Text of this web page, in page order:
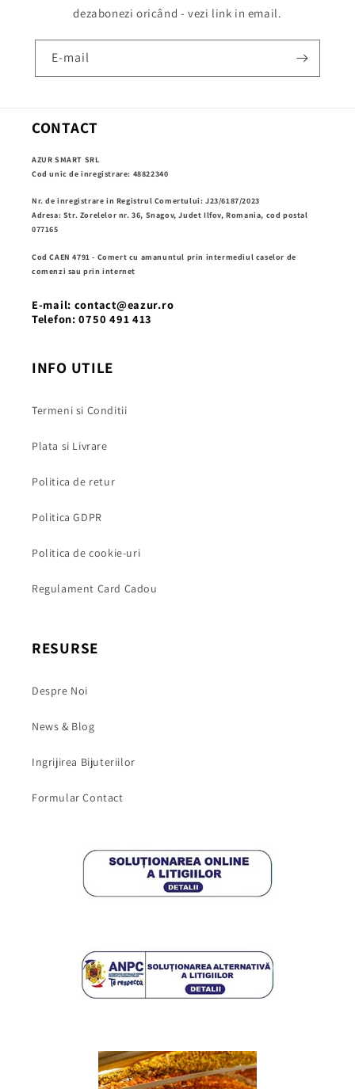
dezabonezi oricând - vezi link in email.
E-mail
CONTACT
AZUR SMART SRL
Cod unic de inregistrare: 48822340
Nr. de inregistrare in Registrul Comertului: J23/6187/2023
Adresa: Str. Zorelelor nr. 36, Snagov, Judet Ilfov, Romania, cod postal
077165
Cod CAEN 4791 - Comert cu amanuntul prin intermediul caselor de
comenzi sau prin internet
E-mail: contact@eazur.ro
Telefon: 0750 491 413
INFO UTILE
Termeni si Conditii
Plata si Livrare
Politica de retur
Politica GDPR
Politica de cookie-uri
Regulament Card Cadou
RESURSE
Despre Noi
News & Blog
Ingrijirea Bijuteriilor
Formular Contact